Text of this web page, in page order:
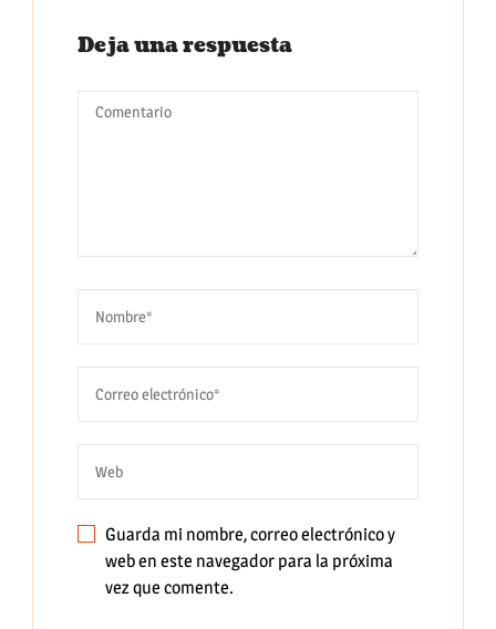
Deja una respuesta
Guarda mi nombre, correo electrónico y
web en este navegador para la próxima
vez que comente.